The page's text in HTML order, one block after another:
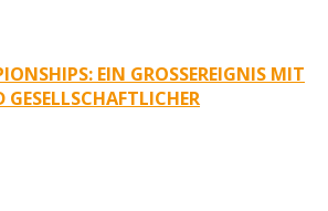
EIN GROSSEREIGNIS MIT S
S